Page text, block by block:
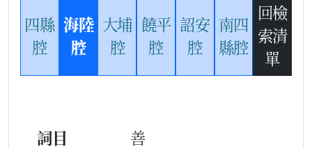
四縣
腔
海陸
腔
大埔
腔
饒平
腔
詔安
腔
南四
縣腔
回檢
索清
單
詞目
善